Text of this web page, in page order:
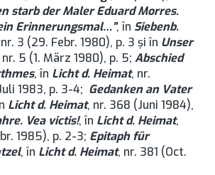
starb der Maler Eduard Morres.
Erinnerungsmal…”, în Siebenb.
3 (29. Febr. 1980), p. 3 şi în Unser
5 (1. März 1980), p. 5; Abschied
, în Licht d. Heimat, nr.
1983, p. 3-4; Gedanken an Vater
Licht d. Heimat, nr. 368 (Juni 1984),
Vea victis!, în Licht d. Heimat,
1985), p. 2-3; Epitaph für
, în Licht d. Heimat, nr. 381 (Oct.